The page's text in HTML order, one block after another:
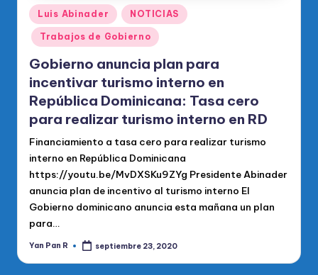
ci
al
d
el
P
R
M
Publicado
en
Luis Abinader NOTICIAS
Trabajos de Gobierno
Gobierno anuncia plan para
incentivar turismo interno en
República Dominicana: Tasa cero
para realizar turismo interno en RD
Financiamiento a tasa cero para realizar turismo
interno en República Dominicana
https://youtu.be/MvDXSKu9ZYg Presidente Abinader
anuncia plan de incentivo al turismo interno El
Gobierno dominicano anuncia esta mañana un plan
para…
Publicado
Yan Pan R septiembre 23, 2020